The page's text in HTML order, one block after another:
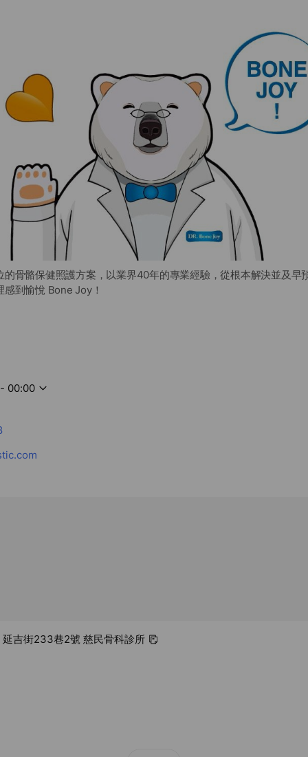
的骨骼保健照護方案，以業界40年的專業經驗，從根本解決並及早
到愉悅 Bone Joy！
00:00
吉街233巷2號 慈民骨科診所